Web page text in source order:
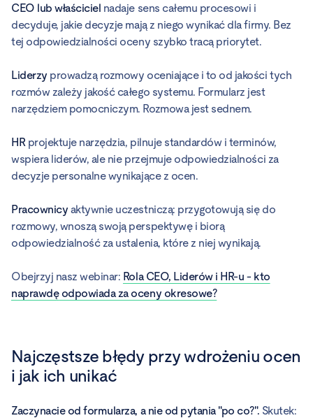
CEO lub właściciel nadaje sens całemu procesowi i
decyduje, jakie decyzje mają z niego wynikać dla firmy. Bez
tej odpowiedzialności oceny szybko tracą priorytet.
Liderzy prowadzą rozmowy oceniające i to od jakości tych
rozmów zależy jakość całego systemu. Formularz jest
narzędziem pomocniczym. Rozmowa jest sednem.
HR projektuje narzędzia, pilnuje standardów i terminów,
wspiera liderów, ale nie przejmuje odpowiedzialności za
decyzje personalne wynikające z ocen.
Pracownicy aktywnie uczestniczą: przygotowują się do
rozmowy, wnoszą swoją perspektywę i biorą
odpowiedzialność za ustalenia, które z niej wynikają.
Obejrzyj nasz webinar: Rola CEO, Liderów i HR-u - kto
naprawdęodpowiada za oceny okresowe?
Najczęstsze błędy przy wdrożeniu ocen
i jak ich unikać
Zaczynacie od formularza, a nie od pytania "po co?". Skutek: